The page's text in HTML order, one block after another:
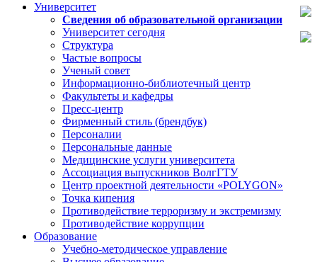
Университет
Сведения об образовательной организации
Университет сегодня
Структура
Частые вопросы
Ученый совет
Информационно-библиотечный центр
Факультеты и кафедры
Пресс-центр
Фирменный стиль (брендбук)
Персоналии
Персональные данные
Медицинские услуги университета
Ассоциация выпускников ВолгГТУ
Центр проектной деятельности «POLYGON»
Точка кипения
Противодействие терроризму и экстремизму
Противодействие коррупции
Образование
Учебно-методическое управление